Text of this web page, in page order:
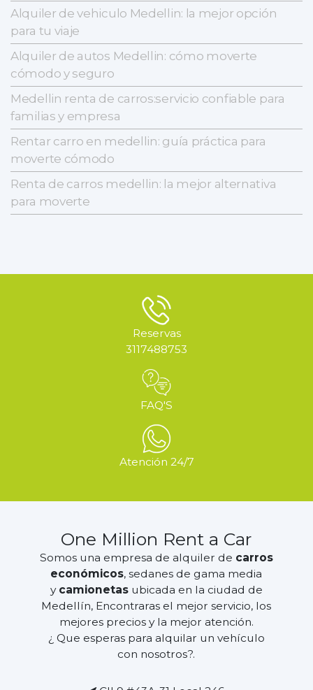
Alquiler de vehiculo Medellin: la mejor opción
para tu viaje
Alquiler de autos Medellin: cómo moverte
cómodo y seguro
Medellin renta de carros:servicio confiable para
familias y empresa
Rentar carro en medellin: guía práctica para
moverte cómodo
Renta de carros medellin: la mejor alternativa
para moverte
Reservas
3117488753
FAQ'S
Atención 24/7
One Million Rent a Car
Somos una empresa de alquiler de carros
económicos, sedanes de gama media
y camionetasubicada en la ciudad de
Medellín, Encontraras el mejor servicio, los
mejores precios y la mejor atención.
¿ Que esperas para alquilar un vehículo
con nosotros?.